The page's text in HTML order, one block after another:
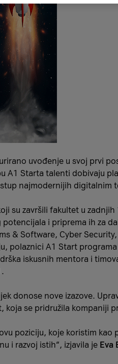
uvođenje u svoj prvi
A1 Starta talenti dobivaju
najmodernijih digitalnim
su završili fakultet u
i priprema ih za
& Software, Cyber
polaznici A1 Start
iskusnih mentora i
donose nove izazove.
koja se pridružila kompaniji
poziciju, koje koristim
i razvoj istih“, izjavila je Eva